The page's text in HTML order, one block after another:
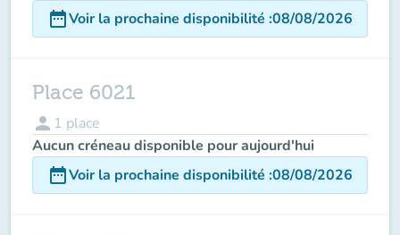
date_rangeVoir la prochaine disponibilité :08/08/2026
Place 6021
person 1 place
Aucun créneau disponible pour aujourd'hui
date_rangeVoir la prochaine disponibilité :08/08/2026